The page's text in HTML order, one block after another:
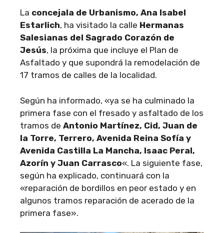
La concejala de Urbanismo, Ana Isabel
Estarlich, ha visitado la calle Hermanas
Salesianas del Sagrado Corazón de
Jesús, la próxima que incluye el Plan de
Asfaltado y que supondrá la remodelación de
17 tramos de calles de la localidad.
Según ha informado, «ya se ha culminado la
primera fase con el fresado y asfaltado de los
tramos de Antonio Martínez, Cid, Juan de
la Torre, Terrero, Avenida Reina Sofía y
Avenida Castilla La Mancha, Isaac Peral,
Azorín y Juan Carrasco«. La siguiente fase,
según ha explicado, continuará con la
«reparación de bordillos en peor estado y en
algunos tramos reparación de acerado de la
primera fase».